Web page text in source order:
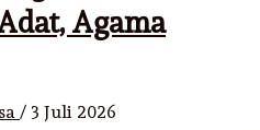
Agama
/ 3 Juli 2026